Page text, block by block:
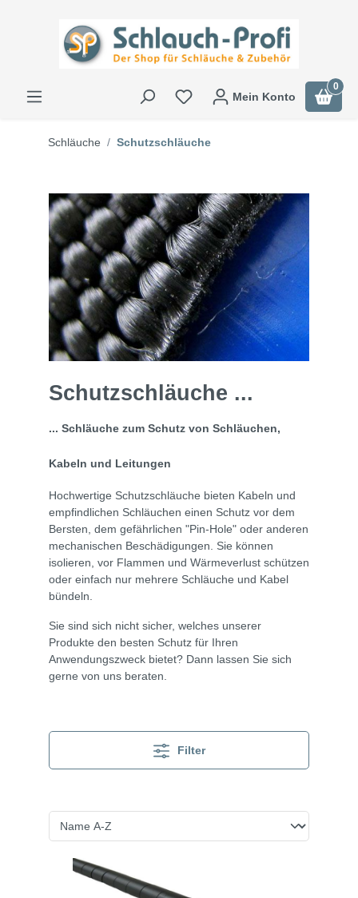
Mein Konto
0
Schläuche Schutzschläuche
Schutzschläuche ...
... Schläuche zum Schutz von Schläuchen,
Kabeln und Leitungen
Hochwertige Schutzschläuche bieten Kabeln und
empfindlichen Schläuchen einen Schutz vor dem
Bersten, dem gefährlichen "Pin-Hole" oder anderen
mechanischen Beschädigungen. Sie können
isolieren, vor Flammen und Wärmeverlust schützen
oder einfach nur mehrere Schläuche und Kabel
bündeln.
Sie sind sich nicht sicher, welches unserer
Produkte den besten Schutz für Ihren
Anwendungszweck bietet? Dann lassen Sie sich
gerne von uns beraten.
Filter